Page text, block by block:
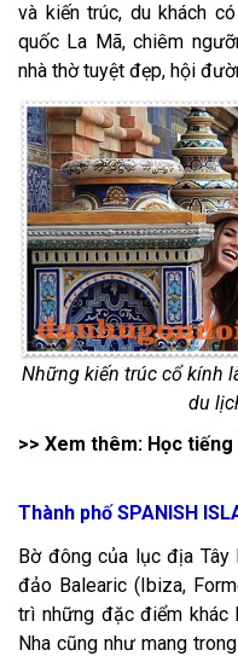
và kiến trúc, du khách
quốc La Mã, chiêm
nhà thờ tuyệt đẹp, hội
Những kiến trúc cổ kính
du
>> Xem thêm: Học tiếng
Thành phố SPANISH
Bờ đông của lục địa Tây
đảo Balearic (Ibiza,
trì những đặc điểm khác
Nha cũng như mang